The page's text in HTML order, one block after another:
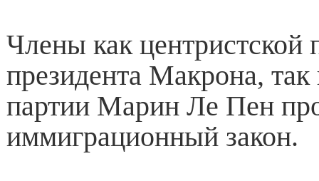
Члены как центристской
президента Макрона, так
партии Марин Ле Пен
иммиграционный закон.